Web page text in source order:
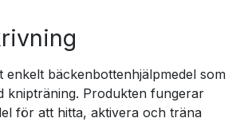
enkelt bäckenbottenhjälpmedel som
knipträning. Produkten fungerar
för att hitta, aktivera och träna